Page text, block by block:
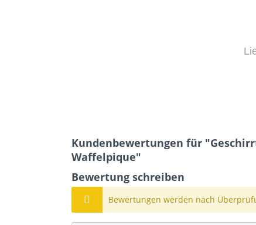
Kundenbewertungen für
Waffelpique"
Bewertung schreiben
Bewertungen werden nach